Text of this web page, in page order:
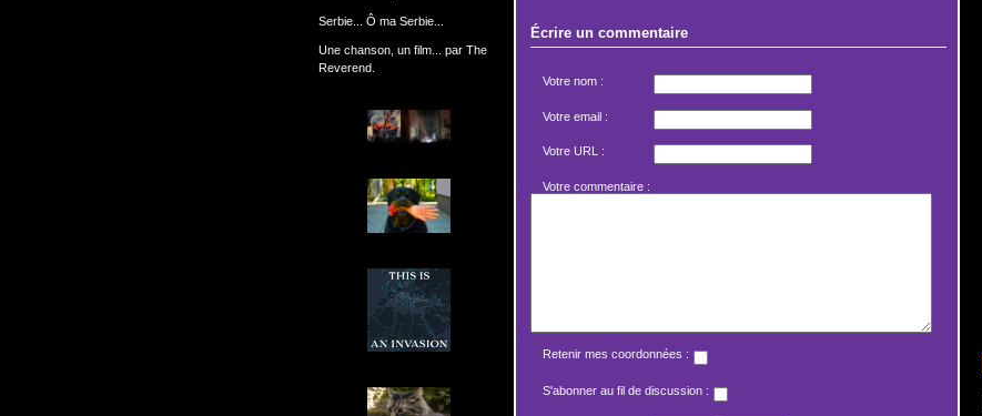
Serbie... Ô ma Serbie...
Une chanson, un film... par The
Reverend.
Écrire un commentaire
Votre nom :
Votre email :
Votre URL :
Votre commentaire :
Retenir mes coordonnées :
S'abonner au fil de discussion :